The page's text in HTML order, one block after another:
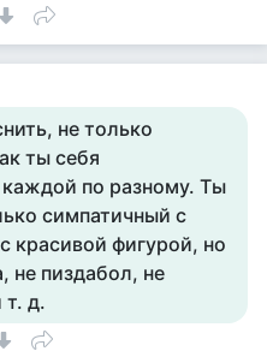
не только
ты себя
по разному. Ты
симпатичный с
красивой фигурой, но
не пиздабол, не
д.